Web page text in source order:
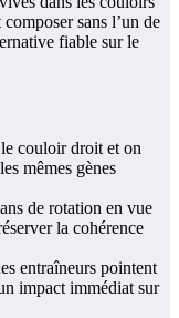
sans l’un de
fiable sur le
couloir droit et on
mêmes gènes
de rotation en vue
la cohérence
entraîneurs pointent
impact immédiat sur